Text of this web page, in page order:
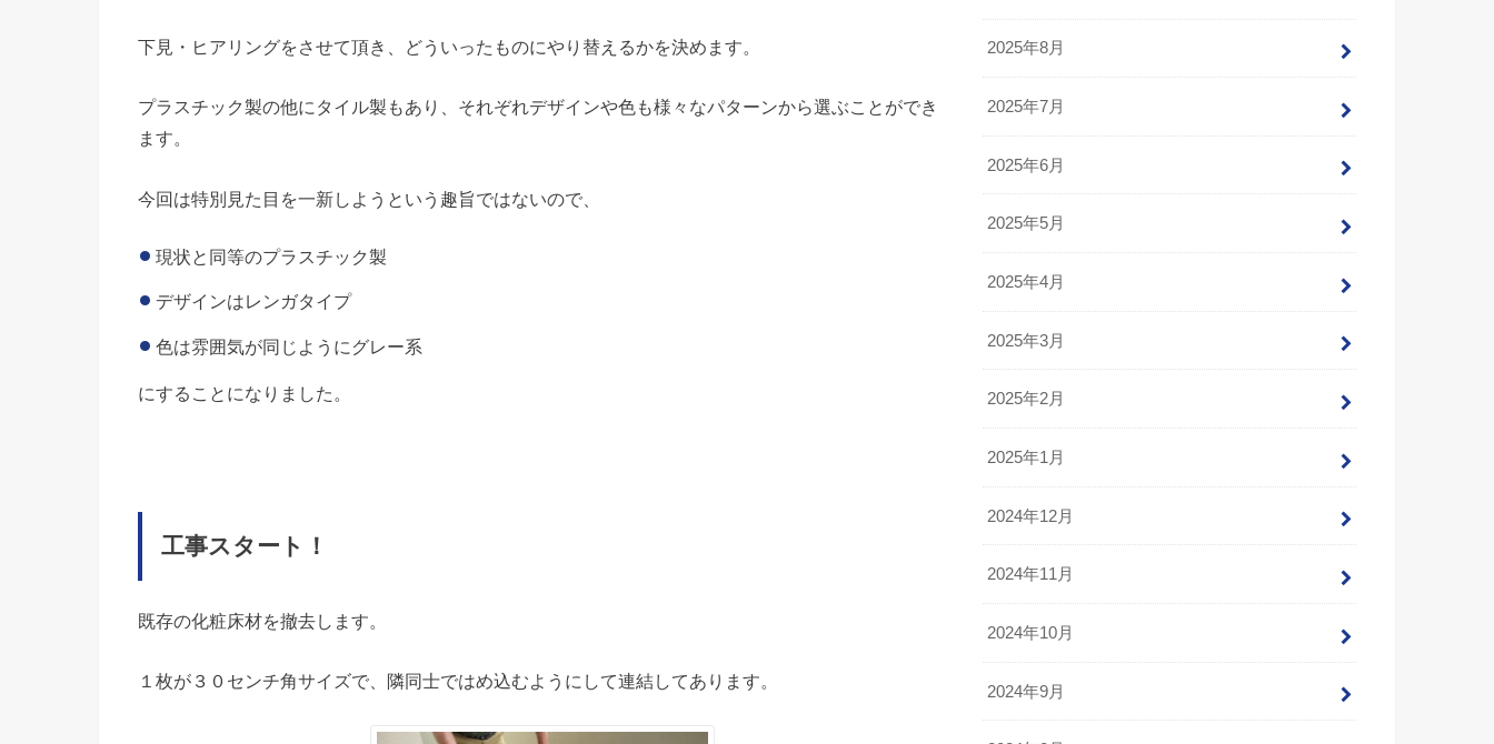
下見・ヒアリングをさせて頂き、どういったものにやり替えるかを決めます。
プラスチック製の他にタイル製もあり、それぞれデザインや色も様々なパターンから選ぶことができ
ます。
今回は特別見た目を一新しようという趣旨ではないので、
現状と同等のプラスチック製
デザインはレンガタイプ
色は雰囲気が同じようにグレー系
にすることになりました。
工事スタート！
既存の化粧床材を撤去します。
１枚が３０センチ角サイズで、隣同士ではめ込むようにして連結してあります。
2025年8月
2025年7月
2025年6月
2025年5月
2025年4月
2025年3月
2025年2月
2025年1月
2024年12月
2024年11月
2024年10月
2024年9月